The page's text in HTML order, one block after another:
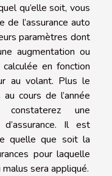
qu’elle soit, vous
de l’assurance auto
paramètres dont
augmentation ou
en fonction
au volant. Plus le
cours de l’année
une
Il est
quelle que soit la
pour laquelle
sera appliqué.